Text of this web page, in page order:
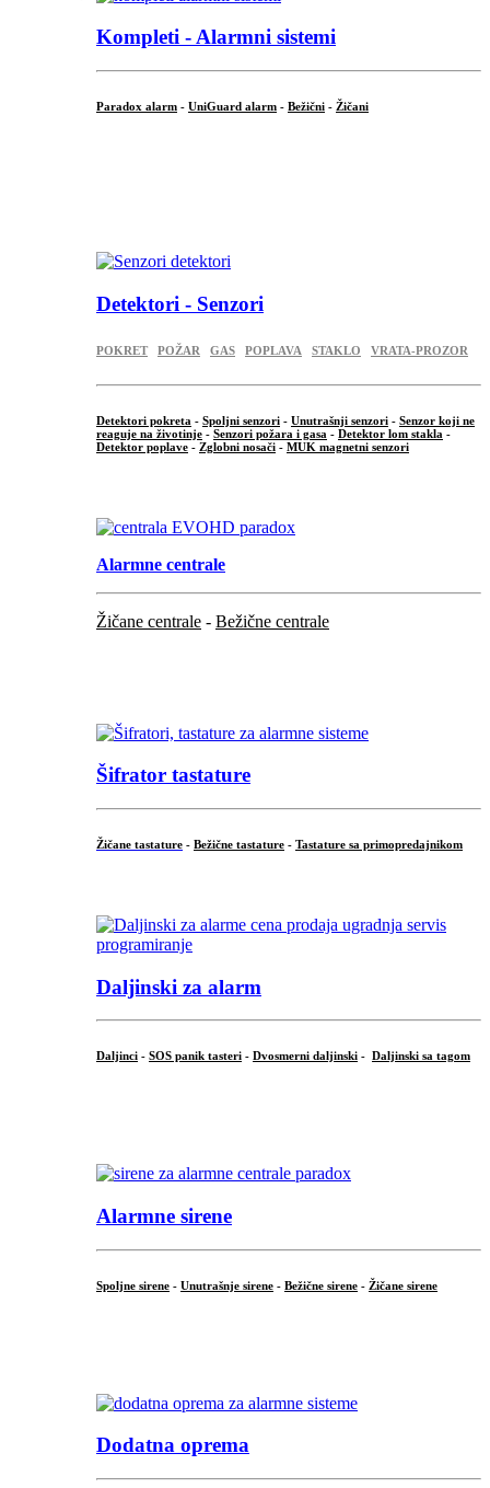
Kompleti - Alarmni sistemi
Paradox alarm - UniGuard alarm - Bežični - Žičani
Detektori - Senzori
POKRET POŽAR GAS POPLAVA STAKLO VRATA-PROZOR
Detektori pokreta - Spoljni senzori - Unutrašnji senzori - Senzor koji ne
reaguje na životinje - Senzori požara i gasa - Detektor lom stakla -
Detektor poplave - Zglobni nosači - MUK magnetni senzori
Alarmne centrale
Žičane centrale - Bežične centrale
Šifrator tastature
Žičane tastature - Bežične tastature - Tastature sa primopredajnikom
Daljinski za alarm
Daljinci - SOS panik tasteri - Dvosmerni daljinski - Daljinski sa tagom
Alarmne sirene
Spoljne sirene - Unutrašnje sirene - Bežične sirene - Žičane sirene
Dodatna oprema